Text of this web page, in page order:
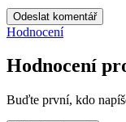
Odeslat komentář
Hodnocení
Hodnocení
Buďte první, kdo